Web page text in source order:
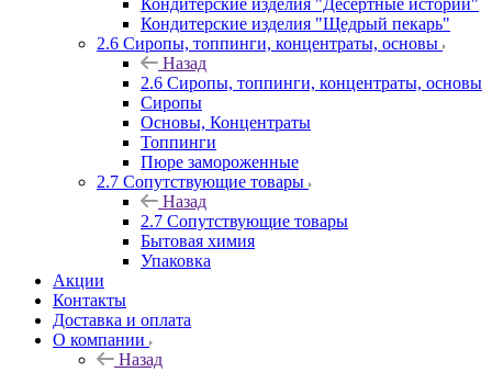
Кондитерские изделия "Десертные истории"
Кондитерские изделия "Щедрый пекарь"
2.6 Сиропы, топпинги, концентраты, основы
Назад
2.6 Сиропы, топпинги, концентраты, основы
Сиропы
Основы, Концентраты
Топпинги
Пюре замороженные
2.7 Сопутствующие товары
Назад
2.7 Сопутствующие товары
Бытовая химия
Упаковка
Акции
Контакты
Доставка и оплата
О компании
Назад